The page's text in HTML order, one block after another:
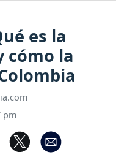
es la
cómo la
pm